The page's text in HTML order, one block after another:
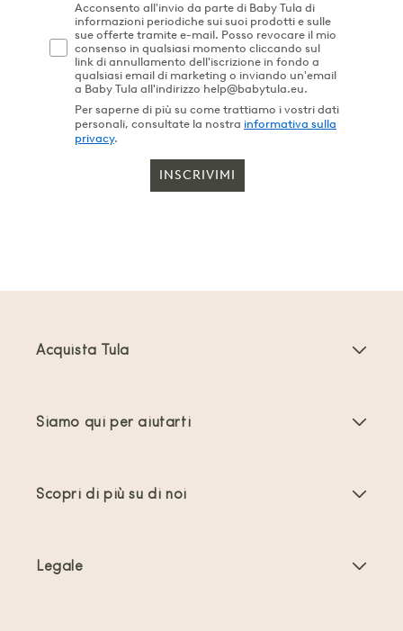
Acconsento all'invio da parte di Baby Tula di
informazioni periodiche sui suoi prodotti e sulle
sue offerte tramite e-mail. Posso revocare il mio
consenso in qualsiasi momento cliccando sul
link di annullamento dell'iscrizione in fondo a
qualsiasi email di marketing o inviando un'email
a Baby Tula all'indirizzo help@babytula.eu.
Per saperne di più su come trattiamo i vostri dati
personali, consultate la nostra informativa sulla
privacy.
INSCRIVIMI
Acquista Tula
Offerte e promozioni
Siamo qui per aiutarti
Scopri di più su di noi
Legale